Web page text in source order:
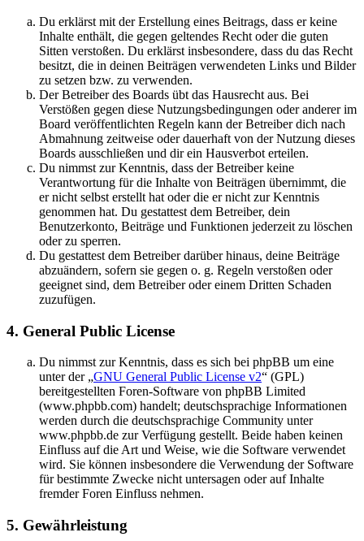
Du erklärst mit der Erstellung eines Beitrags, dass er keine
Inhalte enthält, die gegen geltendes Recht oder die guten
Sitten verstoßen. Du erklärst insbesondere, dass du das Recht
besitzt, die in deinen Beiträgen verwendeten Links und Bilder
zu setzen bzw. zu verwenden.
Der Betreiber des Boards übt das Hausrecht aus. Bei
Verstößen gegen diese Nutzungsbedingungen oder anderer im
Board veröffentlichten Regeln kann der Betreiber dich nach
Abmahnung zeitweise oder dauerhaft von der Nutzung dieses
Boards ausschließen und dir ein Hausverbot erteilen.
Du nimmst zur Kenntnis, dass der Betreiber keine
Verantwortung für die Inhalte von Beiträgen übernimmt, die
er nicht selbst erstellt hat oder die er nicht zur Kenntnis
genommen hat. Du gestattest dem Betreiber, dein
Benutzerkonto, Beiträge und Funktionen jederzeit zu löschen
oder zu sperren.
Du gestattest dem Betreiber darüber hinaus, deine Beiträge
abzuändern, sofern sie gegen o. g. Regeln verstoßen oder
geeignet sind, dem Betreiber oder einem Dritten Schaden
zuzufügen.
4. General Public License
Du nimmst zur Kenntnis, dass es sich bei phpBB um eine
unter der „GNU General Public License v2“ (GPL)
bereitgestellten Foren-Software von phpBB Limited
(www.phpbb.com) handelt; deutschsprachige Informationen
werden durch die deutschsprachige Community unter
www.phpbb.de zur Verfügung gestellt. Beide haben keinen
Einfluss auf die Art und Weise, wie die Software verwendet
wird. Sie können insbesondere die Verwendung der Software
für bestimmte Zwecke nicht untersagen oder auf Inhalte
fremder Foren Einfluss nehmen.
5. Gewährleistung